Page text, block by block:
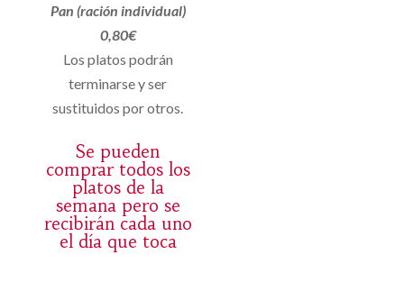
Pan (ración individual)
0,80€
Los platos podrán
terminarse y ser
sustituidos por otros.
Se pueden
comprar todos los
platos de la
semana pero se
recibirán cada uno
el día que toca